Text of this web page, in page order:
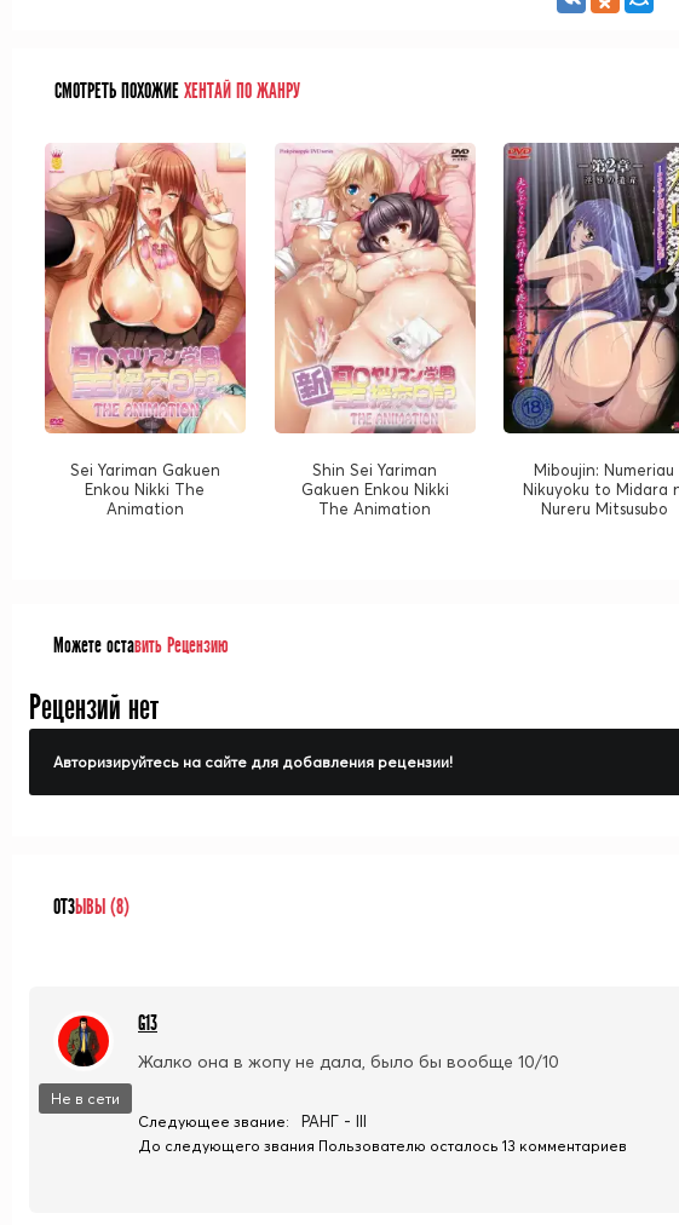
СМОТРЕТЬ ПОХОЖИЕХЕНТАЙ ПО ЖАНРУ
Sei Yariman Gakuen
Enkou Nikki The
Animation
Shin Sei Yariman
Gakuen Enkou Nikki
The Animation
Miboujin: Numeriau
Nikuyoku to Midara
Nureru Mitsusubo
Можете оставить Рецензию
Рецензий нет
Авторизируйтесь на сайте для добавления рецензии!
ОТЗЫВЫ (8)
Не в сети
G13
Жалко она в жопу не дала, было бы вообще 10/10
Следующее звание: РАНГ - III
До следующего звания Пользователю осталось 13 комментариев